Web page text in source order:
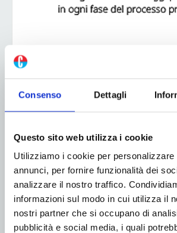
Consenso Dettagli
Questo sito web utilizza i cookie
Utilizziamo i cookie per personalizzare
annunci, per fornire funzionalità dei
analizzare il nostro traffico.
informazioni sul modo in cui utilizza il
nostri partner che si occupano di
pubblicità e social media, i quali